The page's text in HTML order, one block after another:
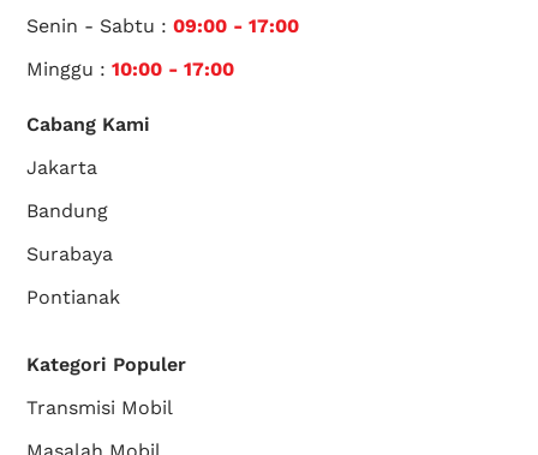
Senin - Sabtu :09:00 - 17:00
Minggu :10:00 - 17:00
Cabang Kami
Jakarta
Bandung
Surabaya
Pontianak
Kategori Populer
Transmisi Mobil